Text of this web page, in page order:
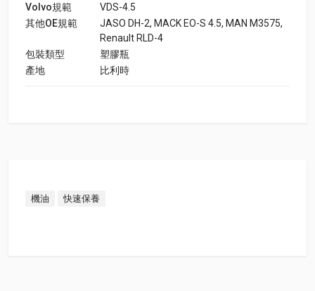
Volvo規範
VDS-4.5
其他OE規範
JASO DH-2, MACK EO-S 4.5, MAN M3575,
Renault RLD-4
包裝類型
塑膠瓶
產地
比利時
機油 快速保養